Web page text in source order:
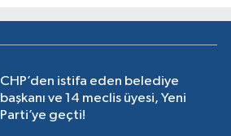
CHP’den istifa eden belediye
başkanı ve 14 meclis üyesi, Yeni
Parti’ye geçti!